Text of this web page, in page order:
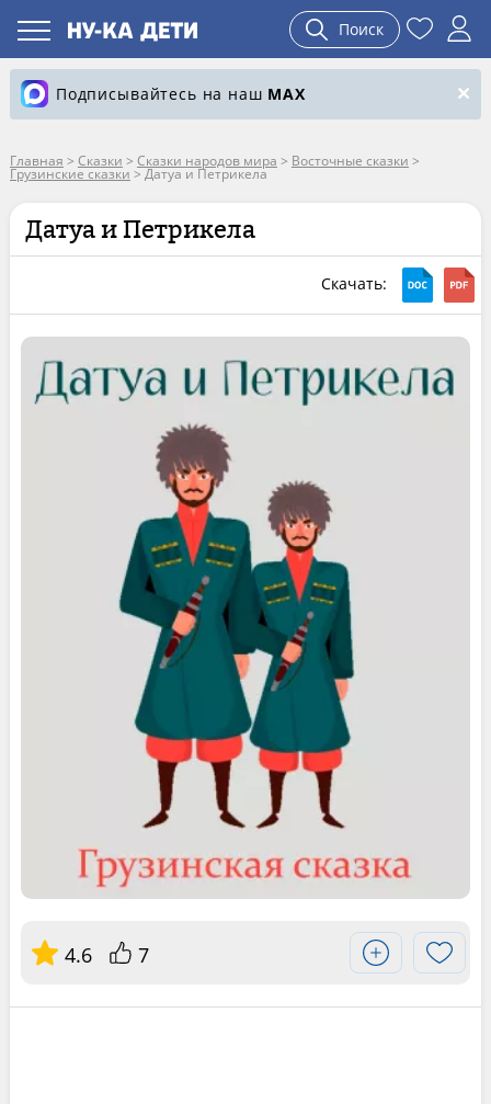
Поиск
Подписывайтесь на наш MAX
Главная > Сказки > Сказки народов мира > Восточные сказки >
Грузинские сказки >Датуа и Петрикела
Датуа и Петрикела
Скачать:
4.6 7